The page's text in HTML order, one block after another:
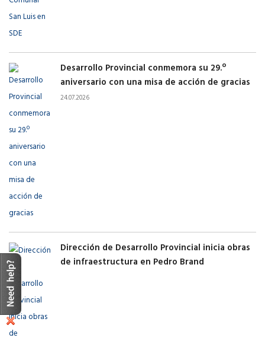
Desarrollo Provincial conmemora su 29.º
aniversario con una misa de acción de gracias
24.07.2026
Dirección de Desarrollo Provincial inicia obras
de infraestructura en Pedro Brand